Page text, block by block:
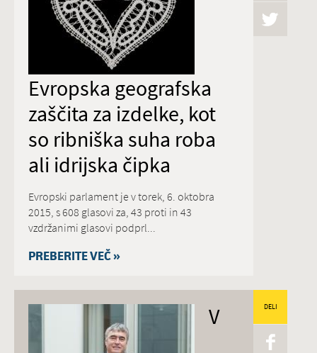
Evropska geografska
zaščita za izdelke, kot
so ribniška suha roba
ali idrijska čipka
Evropski parlament je v torek, 6. oktobra
2015, s 608 glasovi za, 43 proti in 43
vzdržanimi glasovi podprl...
PREBERITE VEČ »
V DELI